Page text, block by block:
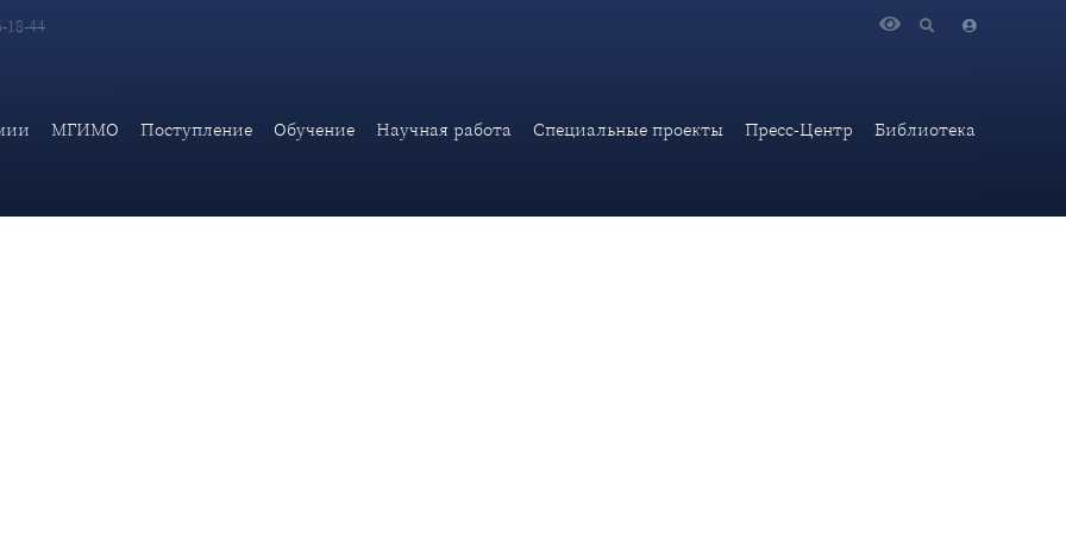
18-44
МГИМО Поступление Обучение Научная работа Специальные проекты Пресс-Центр Библиотека